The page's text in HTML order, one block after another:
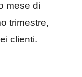
mese di
trimestre,
clienti.